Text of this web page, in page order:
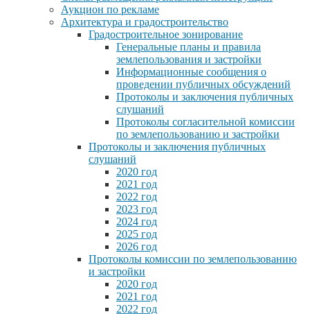
Аукцион по рекламе
Архитектура и градостроительство
Градостроительное зонирование
Генеральные планы и правила
землепользования и застройки
Информационные сообщения о
проведении публичных обсуждений
Протоколы и заключения публичных
слушаний
Протоколы согласительной комиссии
по землепользованию и застройки
Протоколы и заключения публичных
слушаний
2020 год
2021 год
2022 год
2023 год
2024 год
2025 год
2026 год
Протоколы комиссии по землепользованию
и застройки
2020 год
2021 год
2022 год